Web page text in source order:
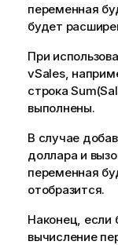
переменная
будет
При
vSales,
строка
выполнены.
В случае
доллара и
переменная
отобразится.
Наконец, если
вычисление